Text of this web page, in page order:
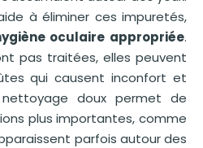
à éliminer ces impuretés,
oculaire appropriée.
pas traitées, elles peuvent
qui causent inconfort et
doux permet de
plus importantes, comme
parfois autour des